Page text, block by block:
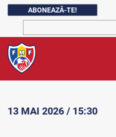
ABONEAZĂ-TE!
13 MAI 2026 / 15:30